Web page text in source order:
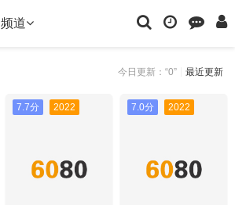
频道
今日更新：“0” 最近更新
7.7分 2022 7.0分 2022